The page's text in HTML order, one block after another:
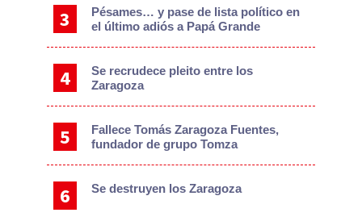
Pésames… y pase de lista político en
el último adiós a Papá Grande
Se recrudece pleito entre los
Zaragoza
Fallece Tomás Zaragoza Fuentes,
fundador de grupo Tomza
Se destruyen los Zaragoza